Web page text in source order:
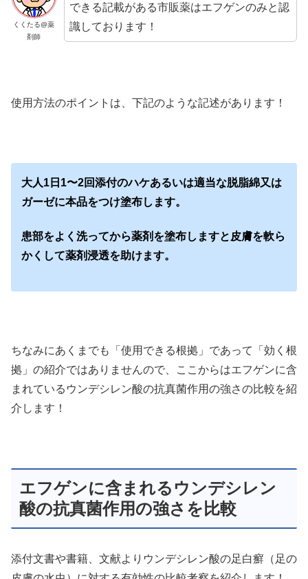
くくたる@薬
剤師
できる記載がある市販薬はエフゲンのみと認
識しております！
使用方法のポイントは、下記のような記述があります！
大人1日1〜2回添付のハケあるいは適当な脱脂綿又は
ガーゼに本品をつけ塗布します。
患部をよく洗ってから薬剤を塗布しますと皮膚を軟ら
かくして薬剤浸透を助けます。
ちなみにあくまでも「使用できる根拠」であって「効く根
拠」の紹介ではありませんので、ここからはエフゲンに含
まれているウンデシレン酸の抗真菌作用の強さの比較を紹
介します！
エフゲンに含まれるウンデシレン
酸の抗真菌作用の強さを比較
添付文書や書籍、文献よりウンデシレン酸の足白癬（足の